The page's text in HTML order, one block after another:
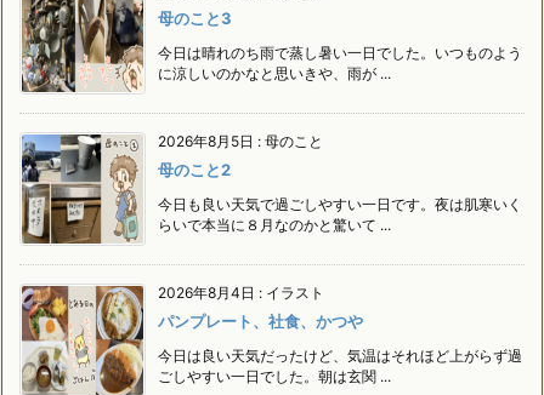
母のこと3
今日は晴れのち雨で蒸し暑い一日でした。いつものよう
に涼しいのかなと思いきや、雨が ...
2026年8月5日 : 母のこと
母のこと2
今日も良い天気で過ごしやすい一日です。夜は肌寒いく
らいで本当に８月なのかと驚いて ...
2026年8月4日 : イラスト
パンプレート、社食、かつや
今日は良い天気だったけど、気温はそれほど上がらず過
ごしやすい一日でした。朝は玄関 ...